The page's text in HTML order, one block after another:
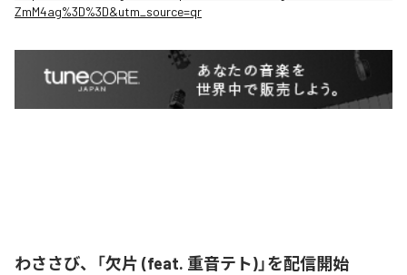
ZmM4ag%3D%3D&utm_source=qr
わささび、「欠片 (feat. 重音テト)」を配信開始